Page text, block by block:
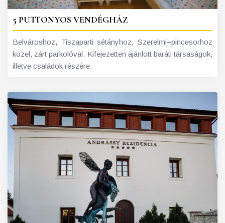
5 PUTTONYOS VENDÉGHÁZ
Belvároshoz, Tiszaparti sétányhoz, Szerelmi−pincesorhoz
közel, zárt parkolóval. Kifejezetten ajánlott baráti társaságok,
illetve családok részére.